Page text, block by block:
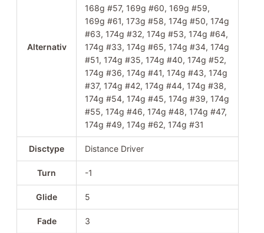
Alternativ
168g #57, 169g #60, 169g #59,
169g #61, 173g #58, 174g #50, 174g
#63, 174g #32, 174g #53, 174g #64,
174g #33, 174g #65, 174g #34, 174g
#51, 174g #35, 174g #40, 174g #52,
174g #36, 174g #41, 174g #43, 174g
#37, 174g #42, 174g #44, 174g #38,
174g #54, 174g #45, 174g #39, 174g
#55, 174g #46, 174g #48, 174g #47,
174g #49, 174g #62, 174g #31
Disctype Distance Driver
Turn -1
Glide 5
Fade 3